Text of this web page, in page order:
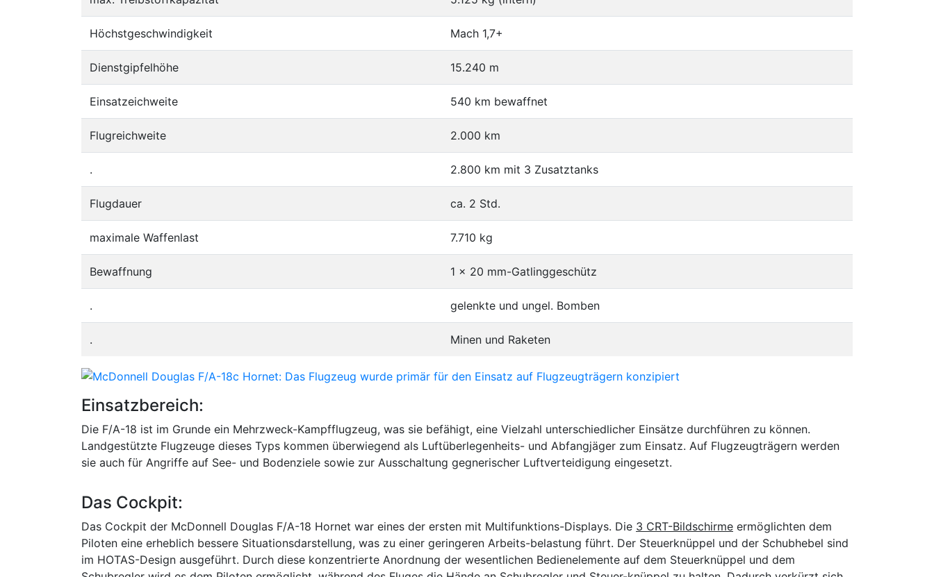
Höchstgeschwindigkeit Mach 1,7+
Dienstgipfelhöhe 15.240 m
Einsatzeichweite 540 km bewaffnet
Flugreichweite 2.000 km
. 2.800 km mit 3 Zusatztanks
Flugdauer ca. 2 Std.
maximale Waffenlast 7.710 kg
Bewaffnung 1 x 20 mm-Gatlinggeschütz
. gelenkte und ungel. Bomben
. Minen und Raketen
Einsatzbereich:
Die F/A-18 ist im Grunde ein Mehrzweck-Kampfflugzeug, was sie befähigt, eine Vielzahl unterschiedlicher Einsätze durchführen zu können.
Landgestützte Flugzeuge dieses Typs kommen überwiegend als Luftüberlegenheits- und Abfangjäger zum Einsatz. Auf Flugzeugträgern werden
sie auch für Angriffe auf See- und Bodenziele sowie zur Ausschaltung gegnerischer Luftverteidigung eingesetzt.
Das Cockpit:
Das Cockpit der McDonnell Douglas F/A-18 Hornet war eines der ersten mit Multifunktions-Displays. Die 3 CRT-Bildschirme ermöglichten dem
Piloten eine erheblich bessere Situationsdarstellung, was zu einer geringeren Arbeits-belastung führt. Der Steuerknüppel und der Schubhebel sind
im HOTAS-Design ausgeführt. Durch diese konzentrierte Anordnung der wesentlichen Bedienelemente auf dem Steuerknüppel und dem